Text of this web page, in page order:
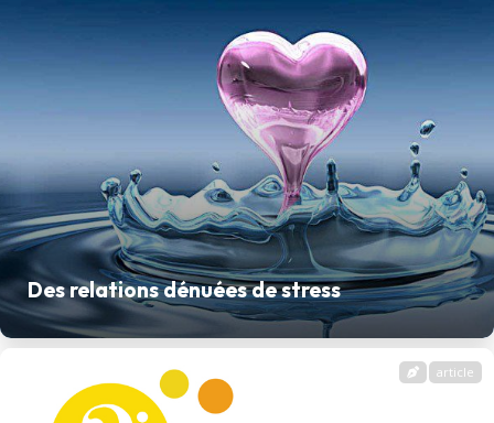
Des relations dénuées de stress
article